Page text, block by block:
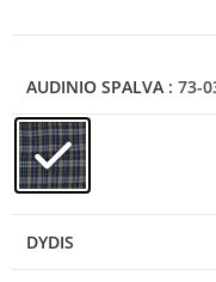
AUDINIO SPALVA : 73-
DYDIS